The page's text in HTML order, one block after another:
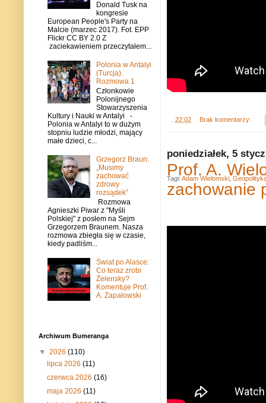
22:02 Brak komentarzy:
poniedziałek, 5
Prof. A.
zachowanie
Tagi: Adam Wielomski
Donald Tusk na
kongresie
European People's Party na
Malcie (marzec 2017). Fot. EPP
Flickr CC BY 2.0 Z
zaciekawieniem przeczytałem...
Polonia w Antalyi
(Turcja).
Rozmowa 1
Członkowie
Polonijnego
Stowarzyszenia
Kultury i Nauki w Antalyi -
Polonia w Antalyi to w dużym
stopniu ludzie młodzi, mający
małe dzieci, c...
Grzegorz Braun:
„Musimy
zachować
zdrowy
rozsądek”
Rozmowa
Agnieszki Piwar z "Myśli
Polskiej" z posłem na Sejm
Grzegorzem Braunem. Nasza
rozmowa zbiegła się w czasie,
kiedy padliśm...
Świat po Alasce:
Co teraz zrobi
Żełensky?
Komentuje Prof.
A. Zapałowski
Archiwum Bumeranga
▼ 2026 (110)
lipca 2026(11)
czerwca 2026(16)
maja 2026(11)